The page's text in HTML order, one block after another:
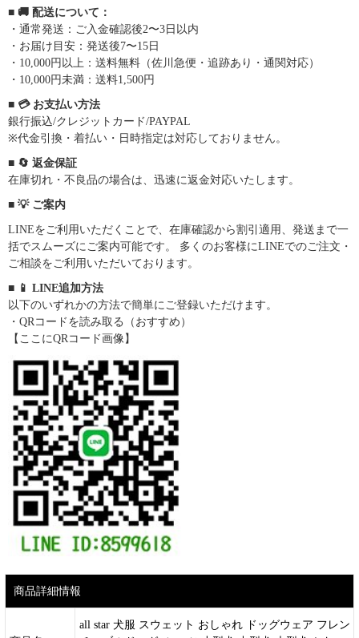
■ 🚚 配送について：
・通常発送：ご入金確認後2〜3日以内
・お届け目安：発送後7〜15日
・10,000円以上：送料無料（佐川急便・追跡あり・通関対応）
・10,000円未満：送料1,500円
■ 💳 お支払い方法
銀行振込/クレジットカード/PAYPAL
※代金引換・着払い・日時指定は対応しておりません。
■ 🔄 返金保証
在庫切れ・不良品の場合は、迅速に返金対応いたします。
■ 💡 ご案内
LINEをご利用いただくことで、在庫確認から割引適用、発送まで一
括でスムーズにご案内可能です。 多くのお客様にLINEでのご注文・
ご相談をご利用いただいております。
■ 📱 LINE追加方法
以下のいずれかの方法で簡単にご登録いただけます。
・QRコードを読み取る（おすすめ）
【ここにQRコード画像】
商品詳細情報
all star 犬服 スウェット おしゃれ ドッグウェア フレン